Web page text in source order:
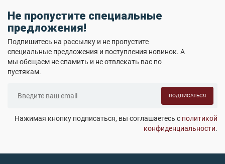
Не пропустите специальные
предложения!
Подпишитесь на рассылку и не пропустите
специальные предложения и поступления новинок. А
мы обещаем не спамить и не отвлекать вас по
пустякам.
ПОДПИСАТЬСЯ
Нажимая кнопку подписаться, вы соглашаетесь с политикой
конфиденциальности.